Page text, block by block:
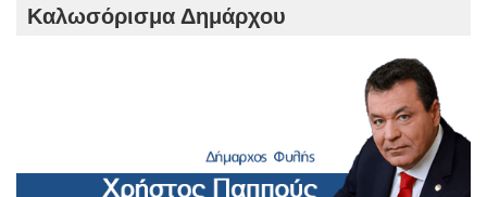
Καλωσόρισμα Δημάρχου